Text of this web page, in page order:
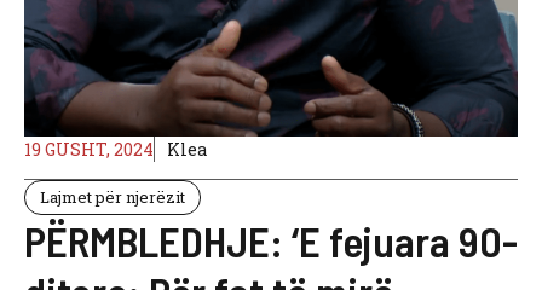
19 GUSHT, 2024 Klea
Lajmet për njerëzit
PËRMBLEDHJE: ‘E fejuara 90-